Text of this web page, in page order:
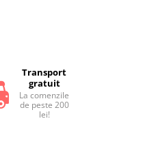
Transport
gratuit
La comenzile
de peste 200
lei!